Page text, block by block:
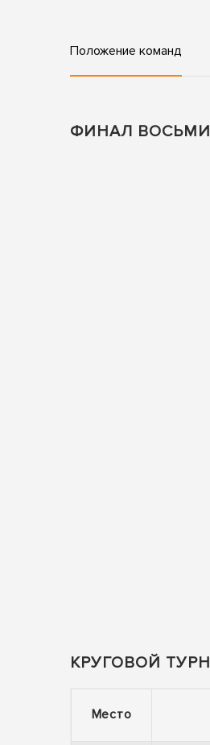
Положение команд
ФИНАЛ ВОСЬМИ
КРУГОВОЙ
Место